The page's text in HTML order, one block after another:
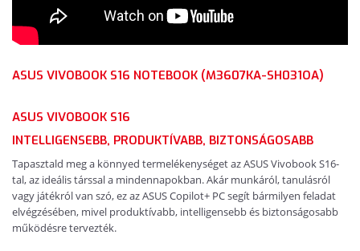
ASUS VIVOBOOK S16 NOTEBOOK (M3607KA-SH031OA)
ASUS VIVOBOOK S16
INTELLIGENSEBB, PRODUKTÍVABB, BIZTONSÁGOSABB
Tapasztald meg a könnyed termelékenységet az ASUS Vivobook S16-
tal, az ideális társsal a mindennapokban. Akár munkáról, tanulásról
vagy játékról van szó, ez az ASUS Copilot+ PC segít bármilyen feladat
elvégzésében, mivel produktívabb, intelligensebb és biztonságosabb
működésre tervezték.